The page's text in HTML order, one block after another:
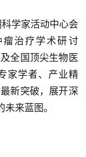
学家活动中心会
治疗学术研讨
全国顶尖生物医
家学者、产业精
新突破，展开深
来蓝图。